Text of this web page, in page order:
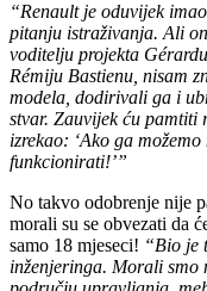
“Renault je oduvijek
pitanju istraživanja. Ali
voditelju projekta
Rémiju Bastienu, nisam
modela, dodirivali ga i
stvar. Zauvijek ću
izrekao: ‘Ako ga
funkcionirati!’”
No takvo odobrenje nije
morali su se obvezati da
samo 18 mjeseci! “Bio je
inženjeringa. Morali smo